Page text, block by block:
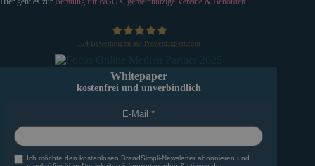
154 Bewertungen auf ProvenExpert.com
Whitepaper
kostenfrei und unverbindlich
E-Mail
Ich möchte den kostenlosen BrandSimpli-Newsletter abonnieren und